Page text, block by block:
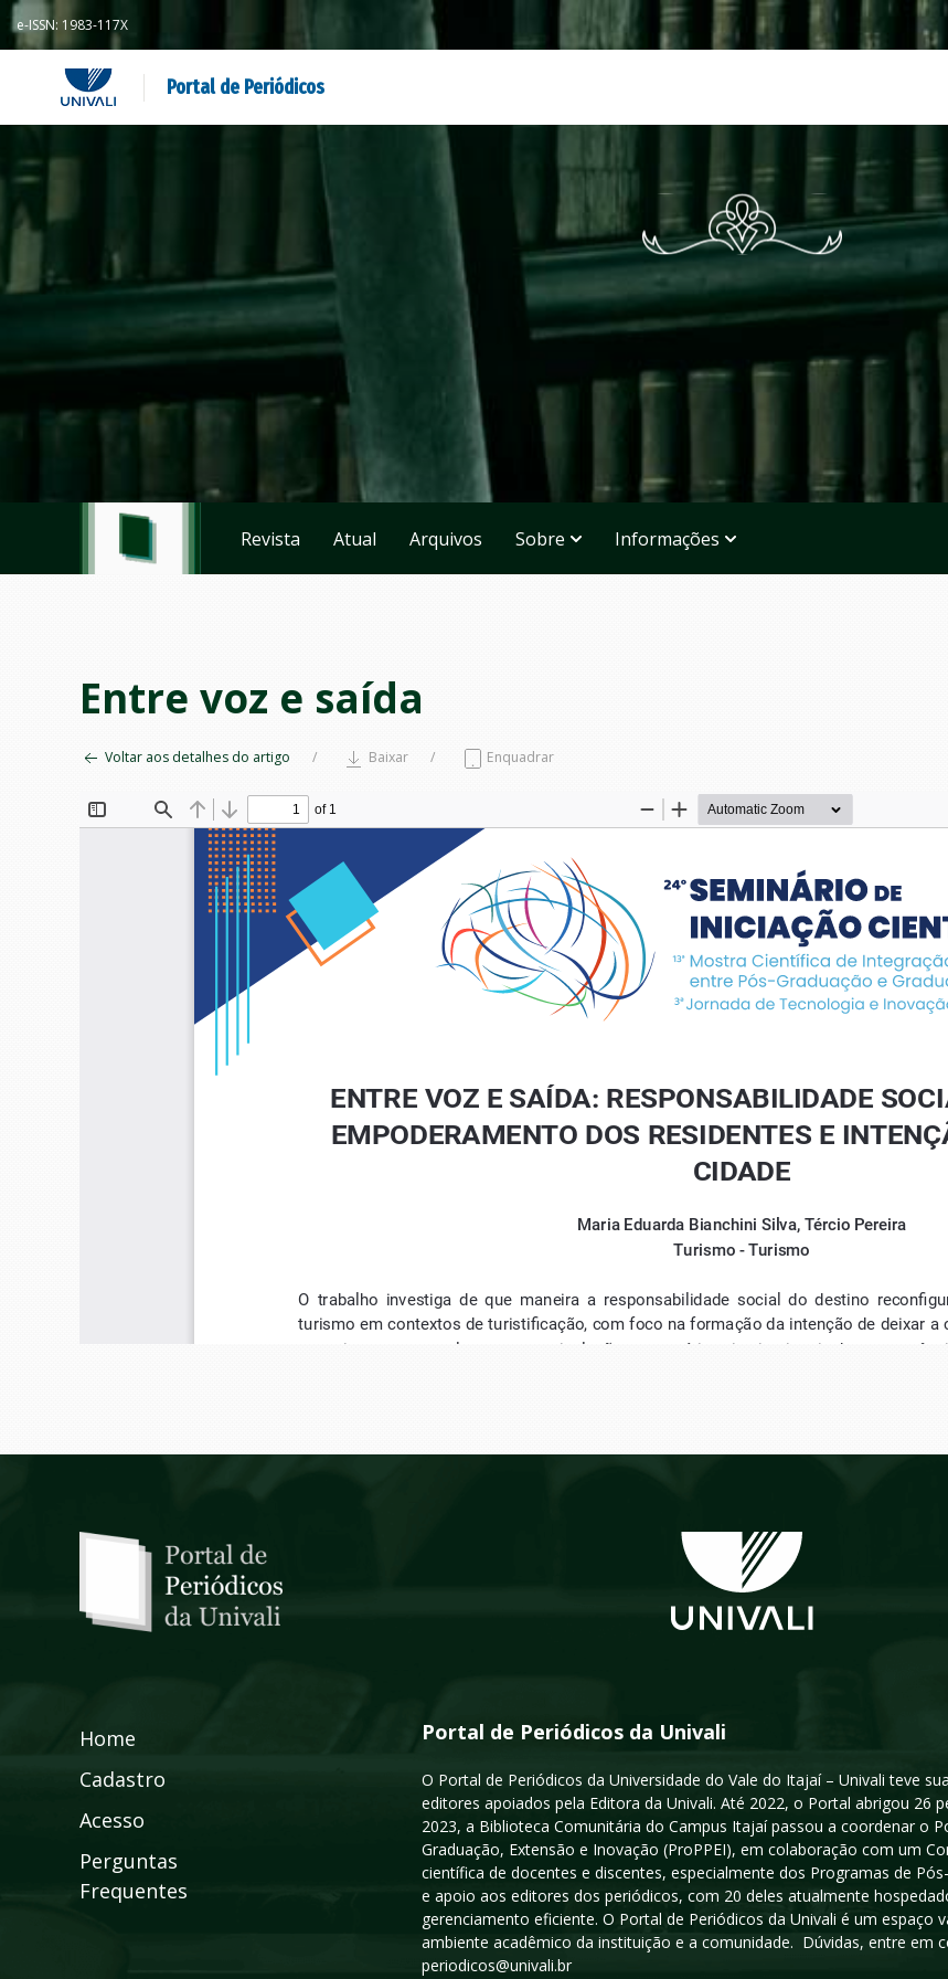
e-ISSN: 1983-117X
Portal de Periódicos
Revista Atual Arquivos Sobre Informações
Entre voz e saída
Voltar aos detalhes do artigo Baixar Enquadrar
Home
Cadastro
Acesso
Perguntas
Frequentes
Portal de Periódicos da Univali
O Portal de Periódicos da Universidade do Vale do Itajaí – Univali teve
editores apoiados pela Editora da Univali. Até 2022, o Portal abrigou 26
2023, a Biblioteca Comunitária do Campus Itajaí passou a coordenar o
Graduação, Extensão e Inovação (ProPPEI), em colaboração com um
científica de docentes e discentes, especialmente dos Programas de
e apoio aos editores dos periódicos, com 20 deles atualmente
gerenciamento eficiente. O Portal de Periódicos da Univali é um
ambiente acadêmico da instituição e a comunidade. Dúvidas, entre em
periodicos@univali.br